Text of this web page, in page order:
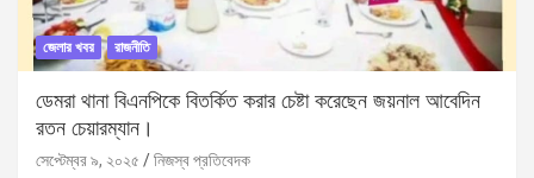
জেলার খবর রাজনীতি
ডেমরা থানা বিএনপিকে বিতর্কিত করার চেষ্টা করেছেন জয়নাল আবেদিন
রতন চেয়ারম্যান।
সেপ্টেম্বর ৯, ২০২৫ নিজস্ব প্রতিবেদক